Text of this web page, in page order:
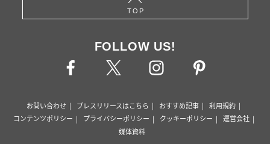
TOP
FOLLOW US!
お問い合わせ プレスリリースはこちら おすすめ記事
利用規約
コンテンツポリシー
プライバシーポリシー クッキーポリシー
運営会社
媒体資料